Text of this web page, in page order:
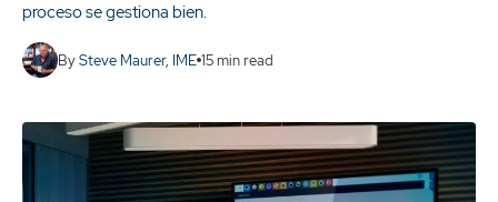
proceso se gestiona bien.
BySteve Maurer, IME 15min read